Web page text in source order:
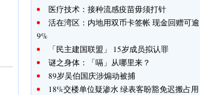
医疗技术：接种流感疫苗毋须打针
活在湾区：内地用双币卡签帐 现金回赠可逾
9%
「民主建国联盟」 15岁成员拟认罪
谜之身体：「嗝」从哪里来？
89岁吴伯国庆涉煽动被捕
18%交楼单位疑渗水 绿表客盼豁免迟搬占用